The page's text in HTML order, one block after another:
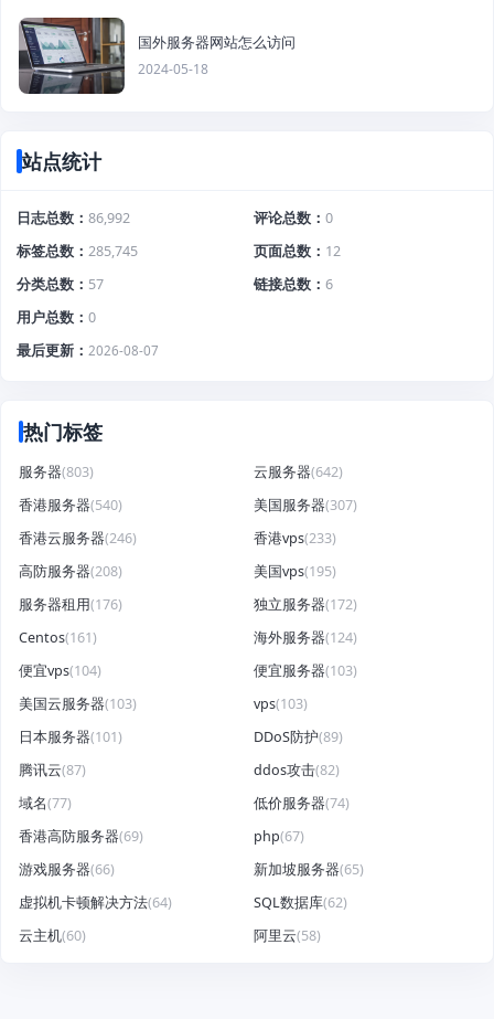
国外服务器网站怎么访问
2024-05-18
站点统计
日志总数 86,992 评论总数
0
标签总数
285,745 页面总数
12
分类总数
57 链接总数
6
用户总数
0
最后更新
2026-08-07
热门标签
服务器(803) 云服务器(642)
香港服务器(540) 美国服务器(307)
香港云服务器(246) 香港vps(233)
高防服务器(208) 美国vps(195)
服务器租用(176) 独立服务器(172)
Centos(161) 海外服务器(124)
便宜vps(104) 便宜服务器(103)
美国云服务器(103) vps(103)
日本服务器(101) DDoS防护(89)
腾讯云(87) ddos攻击(82)
域名(77) 低价服务器(74)
香港高防服务器(69) php(67)
游戏服务器(66) 新加坡服务器(65)
虚拟机卡顿解决方法(64) SQL数据库(62)
云主机(60) 阿里云(58)